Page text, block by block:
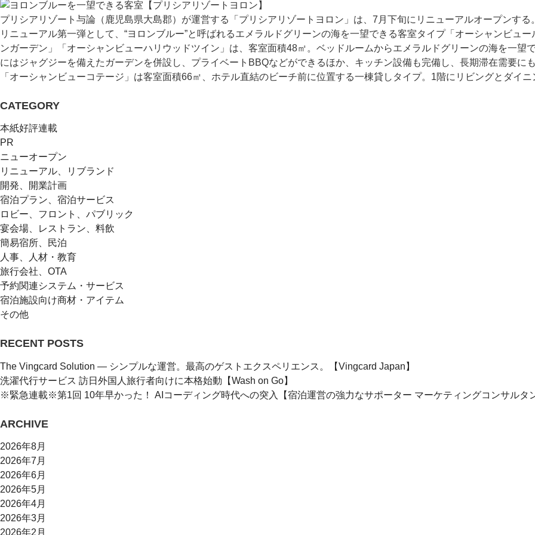
プリシアリゾート与論（鹿児島県大島郡）が運営する「プリシアリゾートヨロン」は、7月下旬にリニューアルオープンする。
リニューアル第一弾として、“ヨロンブルー”と呼ばれるエメラルドグリーンの海を一望できる客室タイプ「オーシャンビュ
ンガーデン」「オーシャンビューハリウッドツイン」は、客室面積48㎡。ベッドルームからエメラルドグリーンの海を一望
にはジャグジーを備えたガーデンを併設し、プライベートBBQなどができるほか、キッチン設備も完備し、長期滞在需要にも
「オーシャンビューコテージ」は客室面積66㎡、ホテル直結のビーチ前に位置する一棟貸しタイプ。1階にリビングとダイ
CATEGORY
本紙好評連載
PR
ニューオープン
リニューアル、リブランド
開発、開業計画
宿泊プラン、宿泊サービス
ロビー、フロント、パブリック
宴会場、レストラン、料飲
簡易宿所、民泊
人事、人材・教育
旅行会社、OTA
予約関連システム・サービス
宿泊施設向け商材・アイテム
その他
RECENT POSTS
The Vingcard Solution ― シンプルな運営。最高のゲストエクスペリエンス。【Vingcard Japan】
洗濯代行サービス 訪日外国人旅行者向けに本格始動【Wash on Go】
※緊急連載※第1回 10年早かった！ AIコーディング時代への突入【宿泊運営の強力なサポーター マーケティングコンサルタ
ARCHIVE
2026年8月
2026年7月
2026年6月
2026年5月
2026年4月
2026年3月
2026年2月